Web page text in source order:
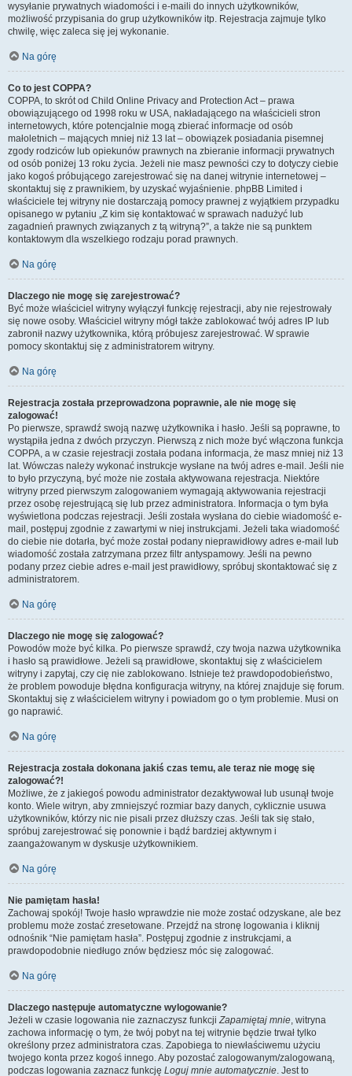
wysyłanie prywatnych wiadomości i e-maili do innych użytkowników,
możliwość przypisania do grup użytkowników itp. Rejestracja zajmuje tylko
chwilę, więc zaleca się jej wykonanie.
Na górę
Co to jest COPPA?
COPPA, to skrót od Child Online Privacy and Protection Act – prawa
obowiązującego od 1998 roku w USA, nakładającego na właścicieli stron
internetowych, które potencjalnie mogą zbierać informacje od osób
małoletnich – mających mniej niż 13 lat – obowiązek posiadania pisemnej
zgody rodziców lub opiekunów prawnych na zbieranie informacji prywatnych
od osób poniżej 13 roku życia. Jeżeli nie masz pewności czy to dotyczy ciebie
jako kogoś próbującego zarejestrować się na danej witrynie internetowej –
skontaktuj się z prawnikiem, by uzyskać wyjaśnienie. phpBB Limited i
właściciele tej witryny nie dostarczają pomocy prawnej z wyjątkiem przypadku
opisanego w pytaniu „Z kim się kontaktować w sprawach nadużyć lub
zagadnień prawnych związanych z tą witryną?”, a także nie są punktem
kontaktowym dla wszelkiego rodzaju porad prawnych.
Na górę
Dlaczego nie mogę się zarejestrować?
Być może właściciel witryny wyłączył funkcję rejestracji, aby nie rejestrowały
się nowe osoby. Właściciel witryny mógł także zablokować twój adres IP lub
zabronił nazwy użytkownika, którą próbujesz zarejestrować. W sprawie
pomocy skontaktuj się z administratorem witryny.
Na górę
Rejestracja została przeprowadzona poprawnie, ale nie mogę się
zalogować!
Po pierwsze, sprawdź swoją nazwę użytkownika i hasło. Jeśli są poprawne, to
wystąpiła jedna z dwóch przyczyn. Pierwszą z nich może być włączona funkcja
COPPA, a w czasie rejestracji została podana informacja, że masz mniej niż 13
lat. Wówczas należy wykonać instrukcje wysłane na twój adres e-mail. Jeśli nie
to było przyczyną, być może nie została aktywowana rejestracja. Niektóre
witryny przed pierwszym zalogowaniem wymagają aktywowania rejestracji
przez osobę rejestrującą się lub przez administratora. Informacja o tym była
wyświetlona podczas rejestracji. Jeśli została wysłana do ciebie wiadomość e-
mail, postępuj zgodnie z zawartymi w niej instrukcjami. Jeżeli taka wiadomość
do ciebie nie dotarła, być może został podany nieprawidłowy adres e-mail lub
wiadomość została zatrzymana przez filtr antyspamowy. Jeśli na pewno
podany przez ciebie adres e-mail jest prawidłowy, spróbuj skontaktować się z
administratorem.
Na górę
Dlaczego nie mogę się zalogować?
Powodów może być kilka. Po pierwsze sprawdź, czy twoja nazwa użytkownika
i hasło są prawidłowe. Jeżeli są prawidłowe, skontaktuj się z właścicielem
witryny i zapytaj, czy cię nie zablokowano. Istnieje też prawdopodobieństwo,
że problem powoduje błędna konfiguracja witryny, na której znajduje się forum.
Skontaktuj się z właścicielem witryny i powiadom go o tym problemie. Musi on
go naprawić.
Na górę
Rejestracja została dokonana jakiś czas temu, ale teraz nie mogę się
zalogować?!
Możliwe, że z jakiegoś powodu administrator dezaktywował lub usunął twoje
konto. Wiele witryn, aby zmniejszyć rozmiar bazy danych, cyklicznie usuwa
użytkowników, którzy nic nie pisali przez dłuższy czas. Jeśli tak się stało,
spróbuj zarejestrować się ponownie i bądź bardziej aktywnym i
zaangażowanym w dyskusje użytkownikiem.
Na górę
Nie pamiętam hasła!
Zachowaj spokój! Twoje hasło wprawdzie nie może zostać odzyskane, ale bez
problemu może zostać zresetowane. Przejdź na stronę logowania i kliknij
odnośnik “Nie pamiętam hasła”. Postępuj zgodnie z instrukcjami, a
prawdopodobnie niedługo znów będziesz móc się zalogować.
Na górę
Dlaczego następuje automatyczne wylogowanie?
Jeżeli w czasie logowania nie zaznaczysz funkcjiZapamiętaj mnie, witryna
zachowa informację o tym, że twój pobyt na tej witrynie będzie trwał tylko
określony przez administratora czas. Zapobiega to niewłaściwemu użyciu
twojego konta przez kogoś innego. Aby pozostać zalogowanym/zalogowaną,
podczas logowania zaznacz funkcję Loguj mnie automatycznie. Jest to